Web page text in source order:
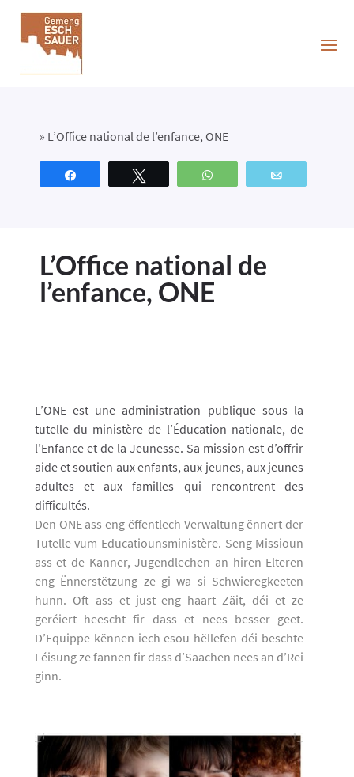
» L’Office national de l’enfance, ONE
WhatsApp
L’Office national de
l’enfance, ONE
L’ONE est une administration publique sous la
tutelle du ministère de l’Éducation nationale, de
l’Enfance et de la Jeunesse. Sa mission est d’offrir
aide et soutien aux enfants, aux jeunes, aux jeunes
adultes et aux familles qui rencontrent des
difficultés.
Den ONE ass eng ëffentlech Verwaltung ënnert der
Tutelle vum Educatiounsministère. Seng Missioun
ass et de Kanner, Jugendlechen an hiren Elteren
eng Ënnerstëtzung ze gi wa si Schwieregkeeten
hunn. Oft ass et just eng haart Zäit, déi et ze
geréiert heescht fir dass et nees besser geet.
D’Equippe kënnen iech esou hëllefen déi beschte
Léisung ze fannen fir dass d’Saachen nees an d’Rei
ginn.